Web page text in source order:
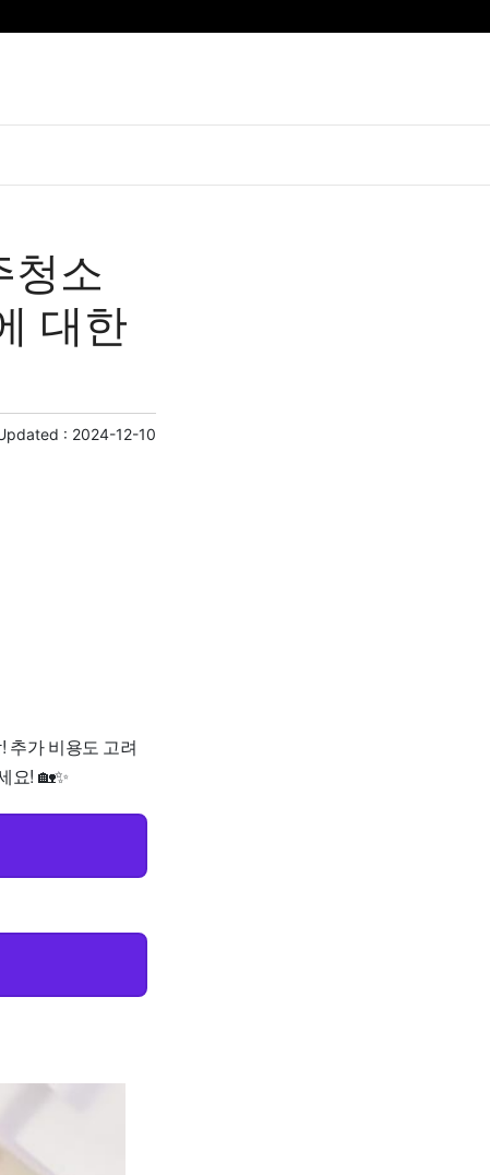
청소
대한
: 2024-12-10
추가 비용도 고려
요! 🏡✨